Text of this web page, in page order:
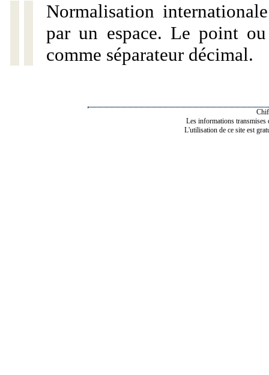
Normalisation
par un espace. Le point
comme séparateur décimal.
Les informations transmises
L'utilisation de ce site est